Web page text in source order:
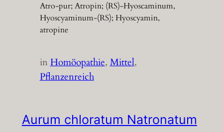
Atro-pur; Atropin; (RS)-Hyoscaminum,
Hyoscyaminum-(RS); Hyoscyamin,
atropine
inHomöopathie, Mittel
Pflanzenreich
Aurum chloratum Natronatum